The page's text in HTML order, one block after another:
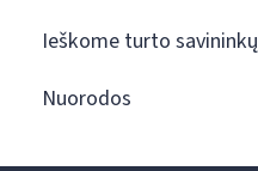
Ieškome turto savininkų
Nuorodos